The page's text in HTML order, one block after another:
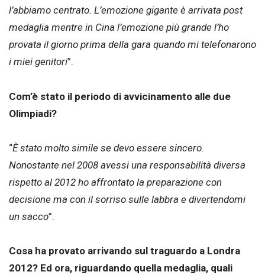
l’abbiamo centrato. L’emozione gigante è arrivata post
medaglia mentre in Cina l’emozione più grande l’ho
provata il giorno prima della gara quando mi telefonarono
i miei genitori”.
Com’è stato il periodo di avvicinamento alle due
Olimpiadi?
“È stato molto simile se devo essere sincero.
Nonostante nel 2008 avessi una responsabilità diversa
rispetto al 2012 ho affrontato la preparazione con
decisione ma con il sorriso sulle labbra e divertendomi
un sacco”.
Cosa ha provato arrivando sul traguardo a Londra
2012? Ed ora, riguardando quella medaglia, quali